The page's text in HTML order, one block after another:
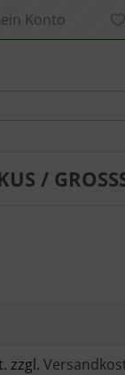
Konto
/
zzgl.